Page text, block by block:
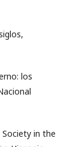
los
Society in the